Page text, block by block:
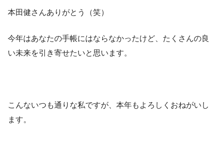
本田健さんありがとう（笑）
今年はあなたの手帳にはならなかったけど、たくさんの良
い未来を引き寄せたいと思います。
こんないつも通りな私ですが、本年もよろしくおねがいし
ます。